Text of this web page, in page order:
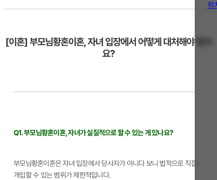
위
[이혼] 부모님황혼이혼, 자녀 입장에서 어떻게 대처해야 할까
요?
Q1. 부모님황혼이혼, 자녀가 실질적으로 할 수 있는 게 있나요?
부모님황혼이혼은 자녀 입장에서 당사자가 아니다 보니 법적으로 직접
개입할 수 있는 범위가 제한적입니다.